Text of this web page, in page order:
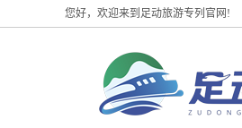
您好，欢迎来到足动旅游专列官网!